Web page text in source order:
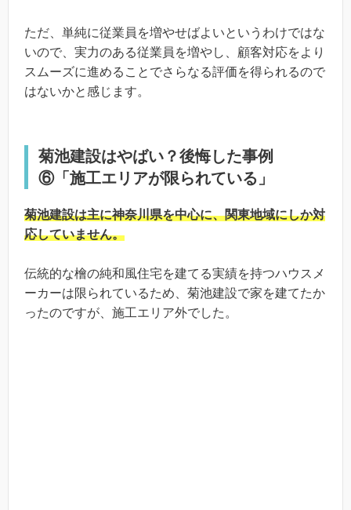
ただ、単純に従業員を増やせばよいというわけではな
いので、実力のある従業員を増やし、顧客対応をより
スムーズに進めることでさらなる評価を得られるので
はないかと感じます。
菊池建設はやばい？後悔した事例
⑥「施工エリアが限られている」
菊池建設は主に神奈川県を中心に、関東地域にしか対
応していません。
伝統的な檜の純和風住宅を建てる実績を持つハウスメ
ーカーは限られているため、菊池建設で家を建てたか
ったのですが、施工エリア外でした。